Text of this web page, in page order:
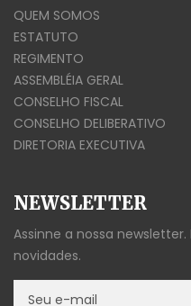
QUEM SOMOS
ESTATUTO
REGIMENTO
ASSEMBLÉIA GERAL
CONSELHO FISCAL
CONSELHO DELIBERATIVO
DIRETORIA EXECUTIVA
NEWSLETTER
Assinne a nossa
novidades.